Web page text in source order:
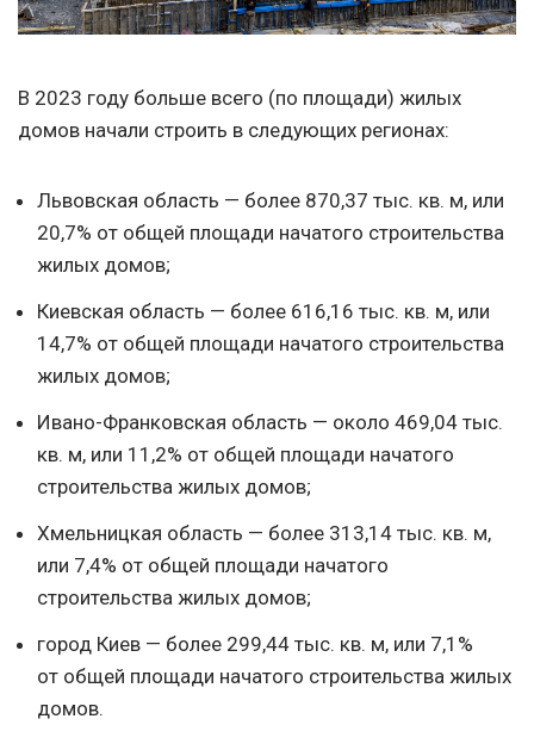
В 2023 году больше всего (по площади) жилых
домов начали строить в следующих регионах:
Львовская область — более 870,37 тыс. кв. м, или
20,7% от общей площади начатого строительства
жилых домов;
Киевская область — более 616,16 тыс. кв. м, или
14,7% от общей площади начатого строительства
жилых домов;
Ивано-Франковская область — около 469,04 тыс.
кв. м, или 11,2% от общей площади начатого
строительства жилых домов;
Хмельницкая область — более 313,14 тыс. кв. м,
или 7,4% от общей площади начатого
строительства жилых домов;
город Киев — более 299,44 тыс. кв. м, или 7,1%
от общей площади начатого строительства жилых
домов.